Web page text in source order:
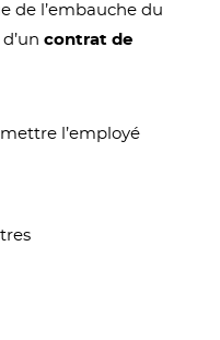
de l’embauche du
d’uncontrat de
l’employé